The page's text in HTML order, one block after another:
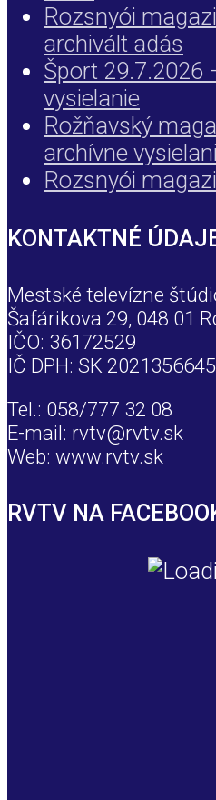
Rozsnyói
archivált adás
Šport 29.7.2026
vysielanie
Rožňavský
archívne
Rozsnyói
KONTAKTNÉ
Mestské televízne
Šafárikova 29, 048 01
IČO: 36172529
IČ DPH: SK 2021356645
Tel.: 058/777 32 08
E-mail: rvtv@rvtv.sk
Web: www.rvtv.sk
RVTV NA